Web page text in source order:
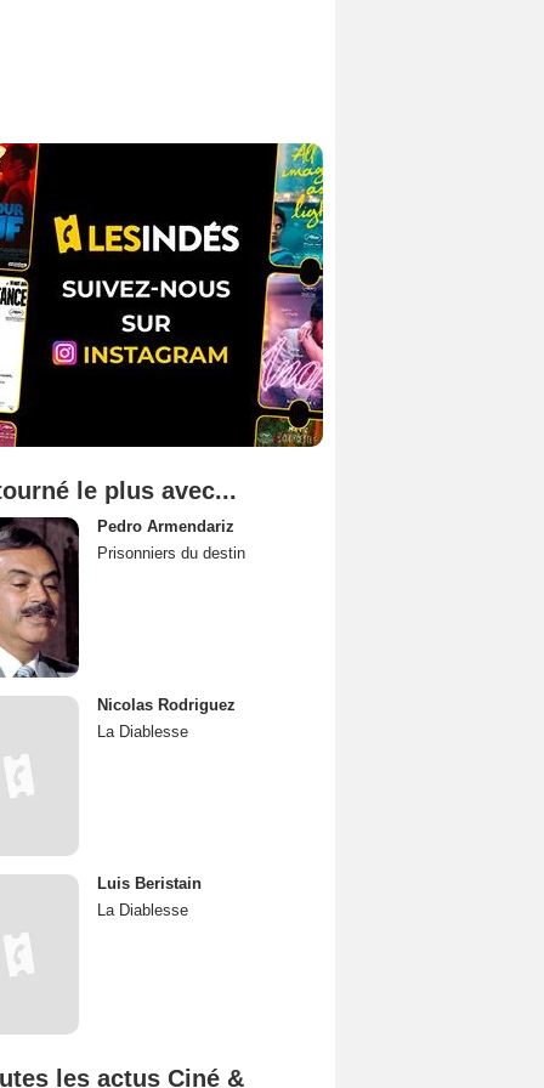
le plus avec...
Pedro Armendariz
Prisonniers du destin
Nicolas Rodriguez
La Diablesse
Luis Beristain
La Diablesse
les actus Ciné &